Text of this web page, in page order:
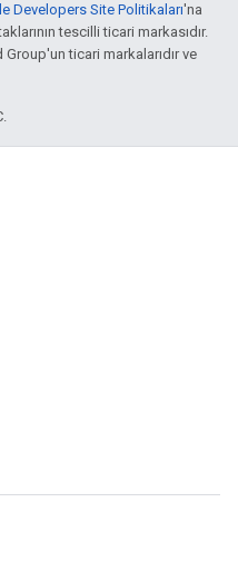
Developers Site Politikaları'na
tescilli ticari markasıdır.
Group'un ticari markalarıdır ve